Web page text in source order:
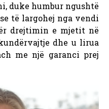
duke humbur ngushtë
të largohej nga vendi
drejtimin e mjetit në
dhe u lirua
me një garanci prej